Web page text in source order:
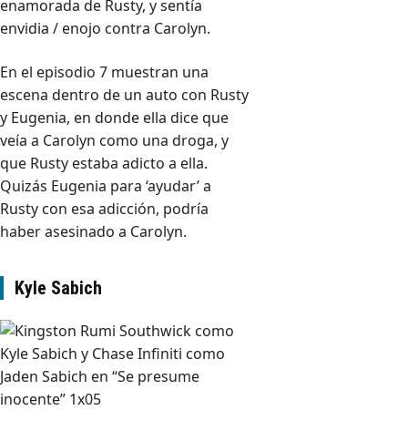
enamorada de Rusty, y sentía
envidia / enojo contra Carolyn.
En el episodio 7 muestran una
escena dentro de un auto con Rusty
y Eugenia, en donde ella dice que
veía a Carolyn como una droga, y
que Rusty estaba adicto a ella.
Quizás Eugenia para ‘ayudar’ a
Rusty con esa adicción, podría
haber asesinado a Carolyn.
Kyle Sabich